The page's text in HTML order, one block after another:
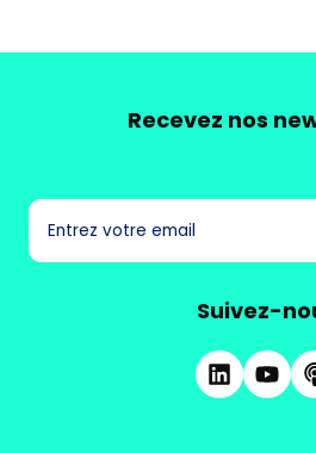
Recevez nos
Suivez-